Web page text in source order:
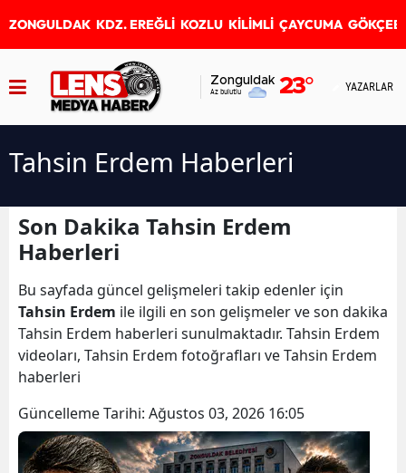
ZONGULDAK KDZ. EREĞLİ KOZLU KİLİMLİ ÇAYCUMA
Zonguldak
Az bulutlu 23° YAZARLAR
Tahsin Erdem Haberleri
Son Dakika Tahsin Erdem
Haberleri
Bu sayfada güncel gelişmeleri takip edenler için
Tahsin Erdem ile ilgili en son gelişmeler ve son dakika
Tahsin Erdem haberleri sunulmaktadır. Tahsin Erdem
videoları, Tahsin Erdem fotoğrafları ve Tahsin Erdem
haberleri
Güncelleme Tarihi: Ağustos 03, 2026 16:05